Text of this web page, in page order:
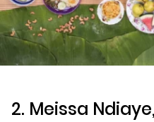
2. Meissa